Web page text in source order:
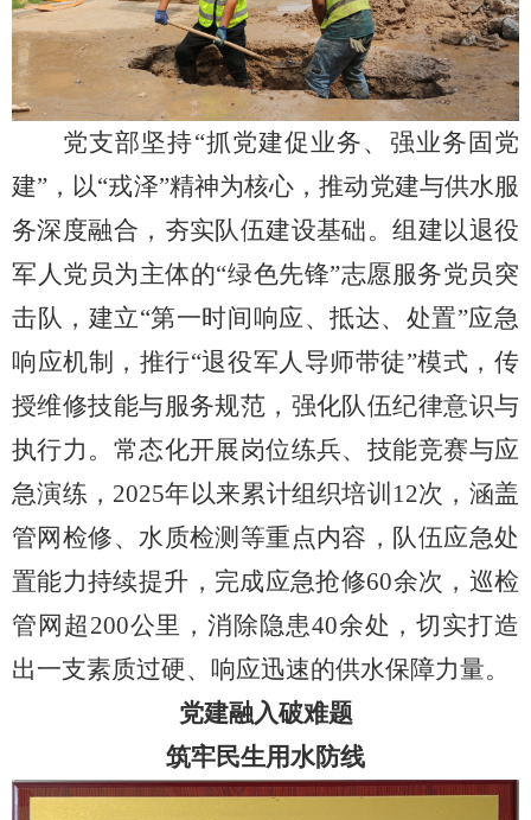
党支部坚持“抓党建促业务、强业务固党
建”，以“戎泽”精神为核心，推动党建与供水服
务深度融合，夯实队伍建设基础。组建以退役
军人党员为主体的“绿色先锋”志愿服务党员突
击队，建立“第一时间响应、抵达、处置”应急
响应机制，推行“退役军人导师带徒”模式，传
授维修技能与服务规范，强化队伍纪律意识与
执行力。常态化开展岗位练兵、技能竞赛与应
急演练，2025年以来累计组织培训12次，涵盖
管网检修、水质检测等重点内容，队伍应急处
置能力持续提升，完成应急抢修60余次，巡检
管网超200公里，消除隐患40余处，切实打造
出一支素质过硬、响应迅速的供水保障力量。
党建融入破难题
筑牢民生用水防线